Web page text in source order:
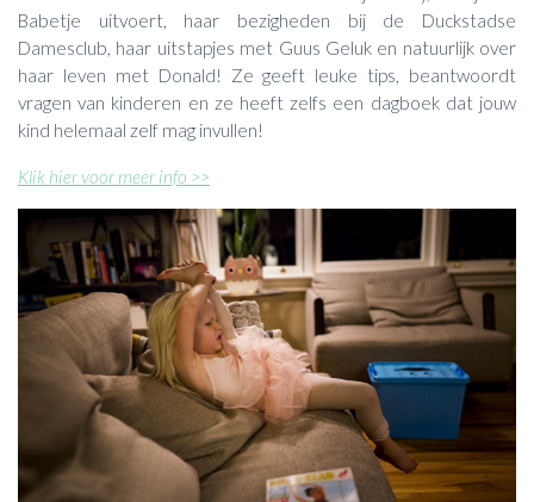
Babetje uitvoert, haar bezigheden bij de Duckstadse
Damesclub, haar uitstapjes met Guus Geluk en natuurlijk over
haar leven met Donald! Ze geeft leuke tips, beantwoordt
vragen van kinderen en ze heeft zelfs een dagboek dat jouw
kind helemaal zelf mag invullen!
Klik hier voor meer info >>